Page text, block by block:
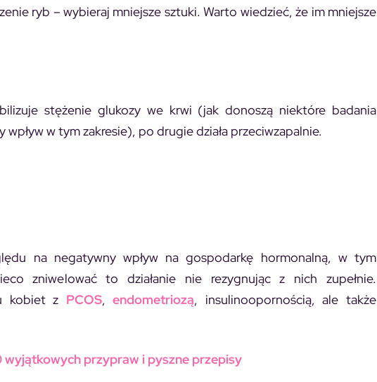
ryb – wybieraj mniejsze sztuki. Warto wiedzieć, że im mniejsze
stężenie glukozy we krwi (jak donoszą niektóre badania
w tym zakresie), po drugie działa przeciwzapalnie.
na negatywny wpływ na gospodarkę hormonalną, w tym
zniwelować to działanie nie rezygnując z nich zupełnie.
kobiet z PCOS,endometriozą, insulinoopornością, ale także
wyjątkowych przypraw i pyszne przepisy